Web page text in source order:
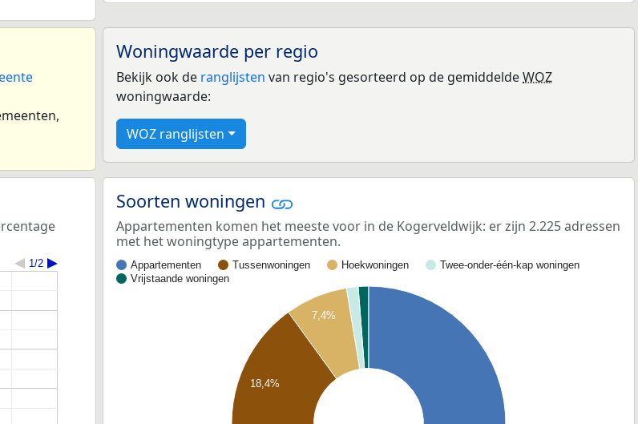
Woningwaarde per regio
Bekijk ook de ranglijsten van regio's gesorteerd op de gemiddeldeWOZ
woningwaarde:
WOZ ranglijsten
1/2
Soorten woningen
Appartementen komen het meeste voor in de Kogerveldwijk: er zijn 2.225 adressen
met het woningtype appartementen.
Appartementen Tussenwoningen Hoekwoningen
Twee-onder-één-kap woningen
Vrijstaande woningen
7,4%
18,4%